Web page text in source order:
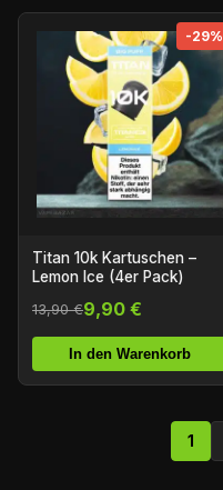
-29%
Titan 10k Kartuschen –
Lemon Ice (4er Pack)
13,90 €9,90 €
In den Warenkorb
1